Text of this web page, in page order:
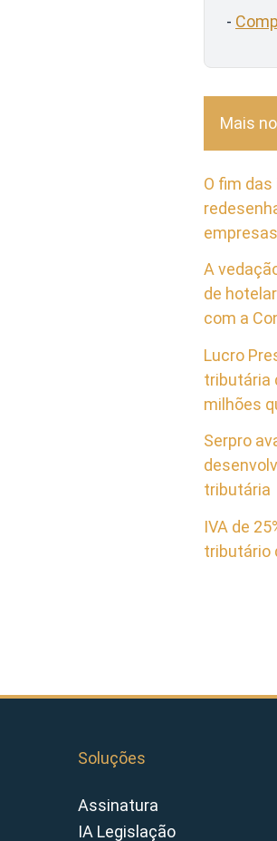
-
Mais
O fim
A
de
com a
Lucro
tributária
milhões
Serpro
tributária
IVA de
tributário
Soluções
Assinatura
IA Legislação